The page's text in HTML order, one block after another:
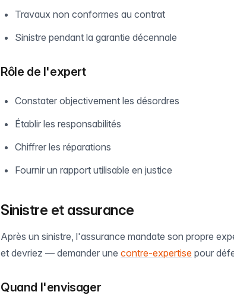
Travaux non conformes au contrat
Sinistre pendant la garantie décennale
Rôle de l'expert
Constater objectivement les désordres
Établir les responsabilités
Chiffrer les réparations
Fournir un rapport utilisable en justice
Sinistre et assurance
Après un sinistre, l'assurance mandate son propre
et devriez — demander une contre-expertise pour
Quand l'envisager